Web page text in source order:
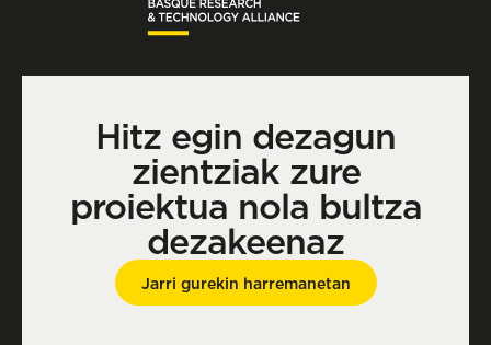
Hitz egin dezagun
zientziak zure
proiektua nola bultza
dezakeenaz
Jarri gurekin harremanetan